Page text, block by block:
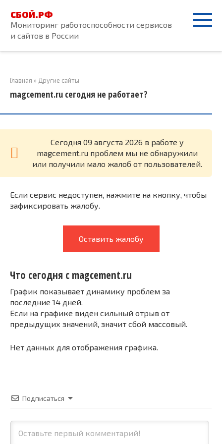
контенту
СБОЙ.РФ
Мониторинг работоспособности сервисов
и сайтов в России
Главная » Другие сайты
magcement.ru сегодня не работает?
Cегодня 09 августа 2026 в работе у
magcement.ru проблем мы не обнаружили
или получили мало жалоб от пользователей.
Если сервис недоступен, нажмите на кнопку, чтобы
зафиксировать жалобу.
Оставить жалобу
Что сегодня с magcement.ru
График показывает динамику проблем за
последние 14 дней.
Если на графике виден сильный отрыв от
предыдущих значений, значит сбой массовый.
Нет данных для отображения графика.
Подписаться